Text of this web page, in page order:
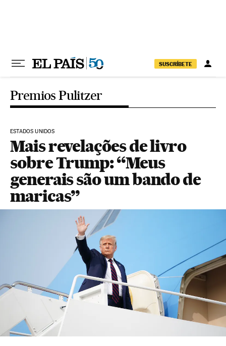
SUSCRÍBETE
Premios Pulitzer
ESTADOS UNIDOS
Mais revelações de livro
sobre Trump: “Meus
generais são um bando de
maricas”